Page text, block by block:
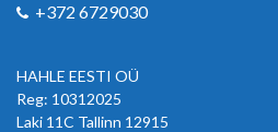
+372 6729030
HAHLE EESTI OÜ
Reg: 10312025
Laki 11C Tallinn 12915